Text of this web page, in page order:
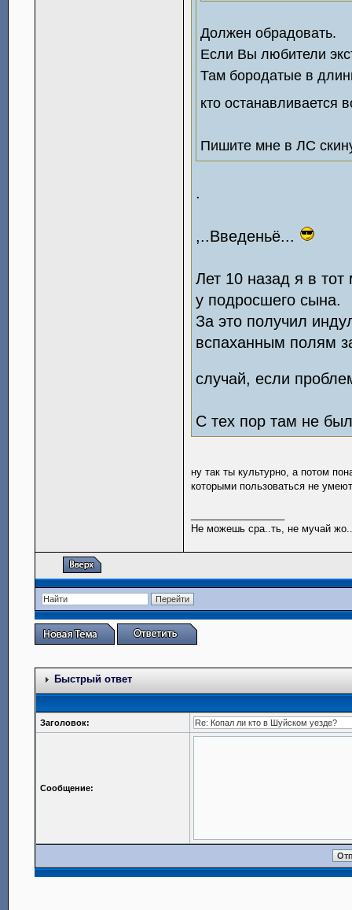
Должен обрадовать.
Если Вы любители
Там бородатые в
кто останавливается
Пишите мне в ЛС
.
,..Введеньё...
Лет 10 назад я в
у подросшего сына.
За это получил
вспаханным полям
случай, если
С тех пор там не
ну так ты культурно, а потом
которыми пользоваться не
Не можешь сра..ть, не мучай
Быстрый ответ
Заголовок:
Сообщение: